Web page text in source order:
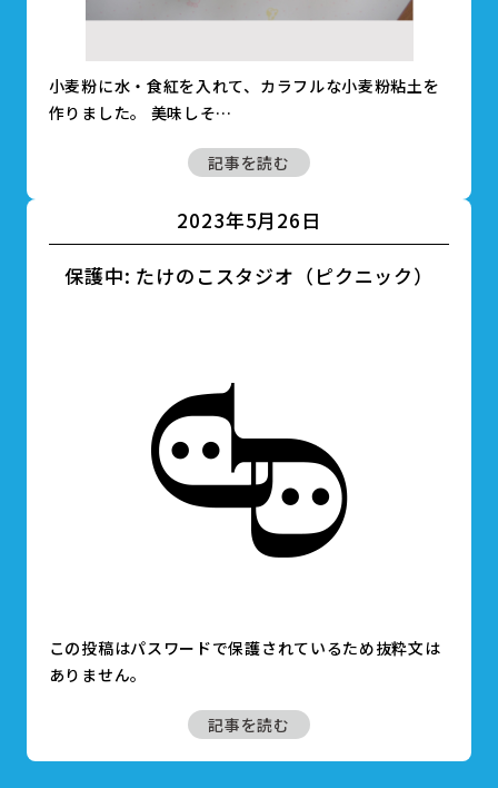
小麦粉に水・食紅を入れて、カラフルな小麦粉粘土を
作りました。 美味しそ…
記事を読む
2023年5月26日
保護中: たけのこスタジオ（ピクニック）
この投稿はパスワードで保護されているため抜粋文は
ありません。
記事を読む